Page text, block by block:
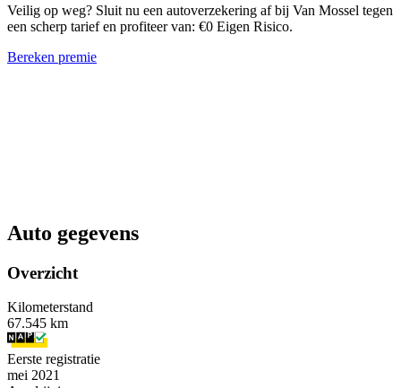
Veilig op weg? Sluit nu een autoverzekering af bij Van Mossel tegen
een scherp tarief en profiteer van: €0 Eigen Risico.
Bereken premie
Auto gegevens
Overzicht
Kilometerstand
67.545 km
Eerste registratie
mei 2021